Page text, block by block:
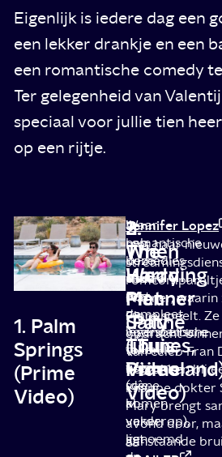
Eigenlijk is iedere dag een
een lekker drankje en een
een romantische comedy
Ter gelegenheid van
speciaal voor jullie tien
op een rijtje.
1. Palm
Springs
(Prime
Video)
Waar
romantische
komedies
vaak
een
compleet
voorspelbare
formule
volgen
(die
komen
verderop),
ligt
2.
When
Harry
Met
Sally
(iTunes,
Prime
Video)
Ik
heb
deze
classic
met
de
legendarische
fake-
orgasme-
scène
al
vaker
genoemd
3.
The
Wedding
Planner
(Pathé
Thuis,
Jennifer Lopez
met haar
Planner,
Fiore speelt.
opdracht
van celeb Fran
betrokken bij
knappe dokter
Mary brengt
avond door,
aanstaande